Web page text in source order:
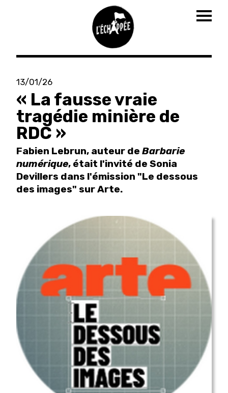
Aller
contenu
principal
13/01/26
« La fausse vraie
tragédie minière de
RDC »
Fabien Lebrun, auteur de Barbarie
numérique, était l'invité de Sonia
Devillers dans l'émission "Le dessous
des images" sur Arte.